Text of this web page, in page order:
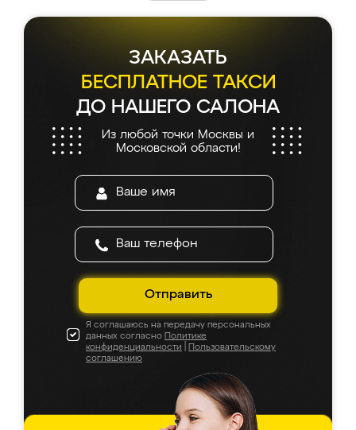
ЗАКАЗАТЬ
БЕСПЛАТНОЕ ТАКСИ
ДО НАШЕГО САЛОНА
Из любой точки Москвы и
Московской области!
Отправить
Я соглашаюсь на передачу персональных
данных согласно Политике
конфиденциальности
Пользовательскому
соглашению